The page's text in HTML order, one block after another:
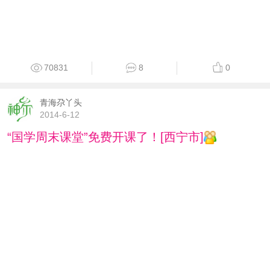
70831 8 0
青海尕丫头
2014-6-12
“国学周末课堂”免费开课了！[西宁市]